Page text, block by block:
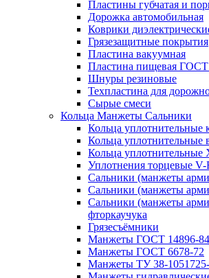
Пластины губчатая и
Дорожка автомобильная
Коврики
Грязезащитные покрытия
Пластина вакуумная
Пластина пищевая ГОСТ
Шнуры резиновые
Техпластина для
Сырые смеси
Кольца Манжеты Сальники
Кольца уплотнительные
Кольца уплотнительные
Кольца уплотнительные
Уплотнения торцевые V-
Сальники (манжеты
Сальники (манжеты
Сальники (манжеты
фторкаучука
Грязесъёмники
Манжеты ГОСТ 14896-84
Манжеты ГОСТ 6678-72
Манжеты ТУ 38-